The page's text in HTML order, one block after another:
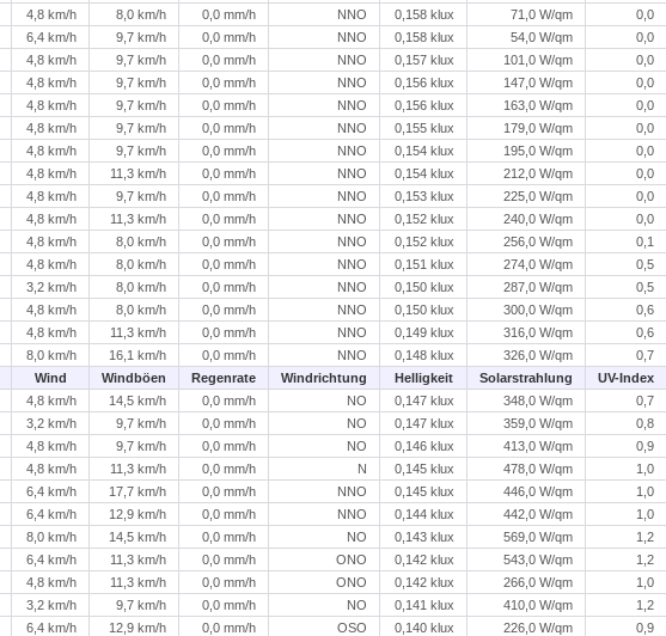
4,8 km/h 8,0 km/h 0,0 mm/h NNO 0,158 klux 71,0 W/qm
0,0
6,4 km/h 9,7 km/h 0,0 mm/h NNO 0,158 klux 54,0 W/qm
0,0
4,8 km/h 9,7 km/h 0,0 mm/h NNO 0,157 klux 101,0 W/qm
0,0
4,8 km/h 9,7 km/h 0,0 mm/h NNO 0,156 klux 147,0 W/qm
0,0
4,8 km/h 9,7 km/h 0,0 mm/h NNO 0,156 klux 163,0 W/qm
0,0
4,8 km/h 9,7 km/h 0,0 mm/h NNO 0,155 klux 179,0 W/qm
0,0
4,8 km/h 9,7 km/h 0,0 mm/h NNO 0,154 klux 195,0 W/qm
0,0
4,8 km/h 11,3 km/h 0,0 mm/h NNO 0,154 klux 212,0 W/qm
0,0
4,8 km/h 9,7 km/h 0,0 mm/h NNO 0,153 klux 225,0 W/qm
0,0
4,8 km/h 11,3 km/h 0,0 mm/h NNO 0,152 klux 240,0 W/qm
0,0
4,8 km/h 8,0 km/h 0,0 mm/h NNO 0,152 klux 256,0 W/qm
0,1
4,8 km/h 8,0 km/h 0,0 mm/h NNO 0,151 klux 274,0 W/qm
0,5
3,2 km/h 8,0 km/h 0,0 mm/h NNO 0,150 klux 287,0 W/qm
0,5
4,8 km/h 8,0 km/h 0,0 mm/h NNO 0,150 klux 300,0 W/qm
0,6
4,8 km/h 11,3 km/h 0,0 mm/h NNO 0,149 klux 316,0 W/qm
0,6
8,0 km/h 16,1 km/h 0,0 mm/h NNO 0,148 klux 326,0 W/qm
0,7
Wind Windböen Regenrate Windrichtung Helligkeit Solarstrahlung
UV-Index
4,8 km/h 14,5 km/h 0,0 mm/h NO 0,147 klux 348,0 W/qm
0,7
3,2 km/h 9,7 km/h 0,0 mm/h NO 0,147 klux 359,0 W/qm
0,8
4,8 km/h 9,7 km/h 0,0 mm/h NO 0,146 klux 413,0 W/qm
0,9
4,8 km/h 11,3 km/h 0,0 mm/h N 0,145 klux 478,0 W/qm
1,0
6,4 km/h 17,7 km/h 0,0 mm/h NNO 0,145 klux 446,0 W/qm
1,0
6,4 km/h 12,9 km/h 0,0 mm/h NNO 0,144 klux 442,0 W/qm
1,0
8,0 km/h 14,5 km/h 0,0 mm/h NO 0,143 klux 569,0 W/qm
1,2
6,4 km/h 11,3 km/h 0,0 mm/h ONO 0,142 klux 543,0 W/qm
1,2
4,8 km/h 11,3 km/h 0,0 mm/h ONO 0,142 klux 266,0 W/qm
1,0
3,2 km/h 9,7 km/h 0,0 mm/h NO 0,141 klux 410,0 W/qm
1,2
6,4 km/h 12,9 km/h 0,0 mm/h OSO 0,140 klux 226,0 W/qm
0,9